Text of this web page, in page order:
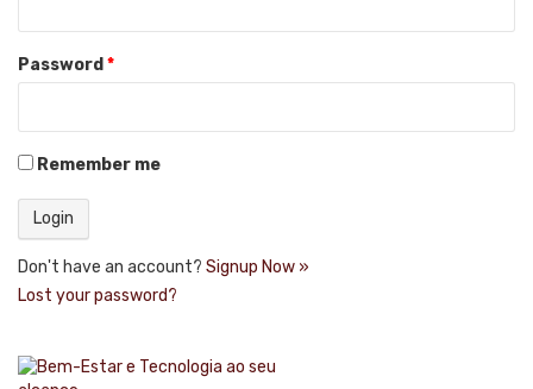
Password *
Remember me
Don't have an account? Signup Now »
Lost your password?